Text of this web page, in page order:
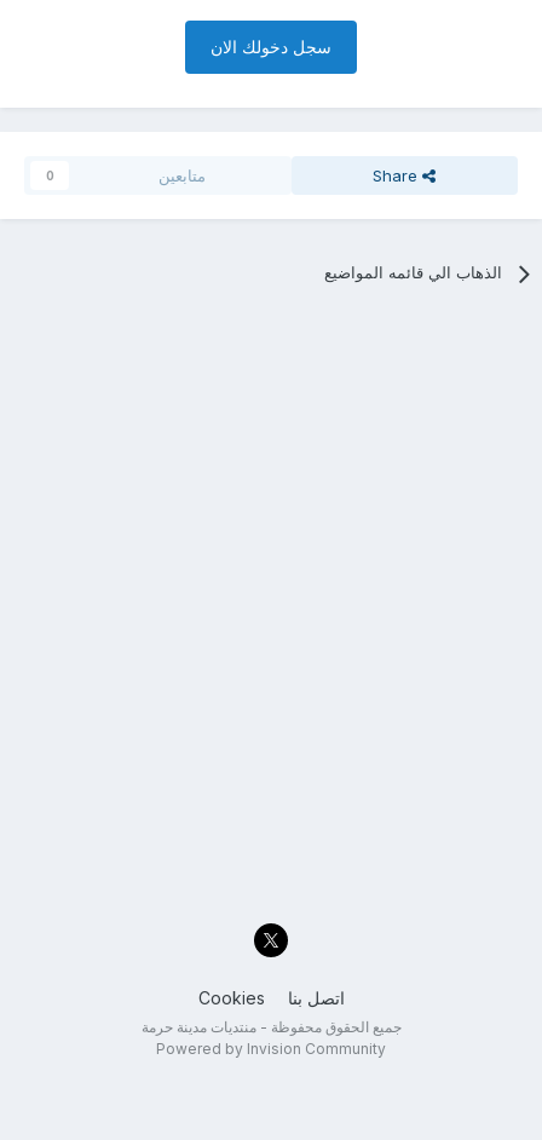
سجل دخولك الان
Share متابعين 0
الذهاب الي قائمه المواضيع
اتصل بنا Cookies
جميع الحقوق محفوظة - منتديات مدينة حرمة
Powered by Invision Community